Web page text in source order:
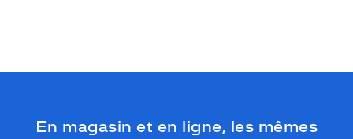
En magasin et en ligne, les mêmes